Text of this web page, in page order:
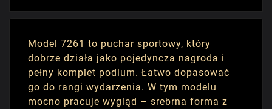
Model 7261 to puchar sportowy, który
dobrze działa jako pojedyncza nagroda i
pełny komplet podium. Łatwo dopasować
go do rangi wydarzenia. W tym modelu
mocno pracuje wygląd – srebrna forma z